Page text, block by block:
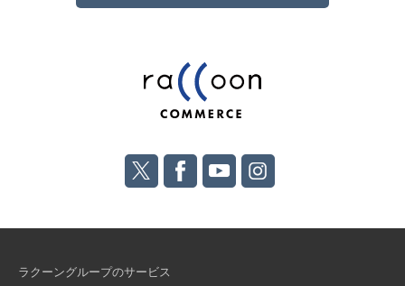
ラクーングループのサービス